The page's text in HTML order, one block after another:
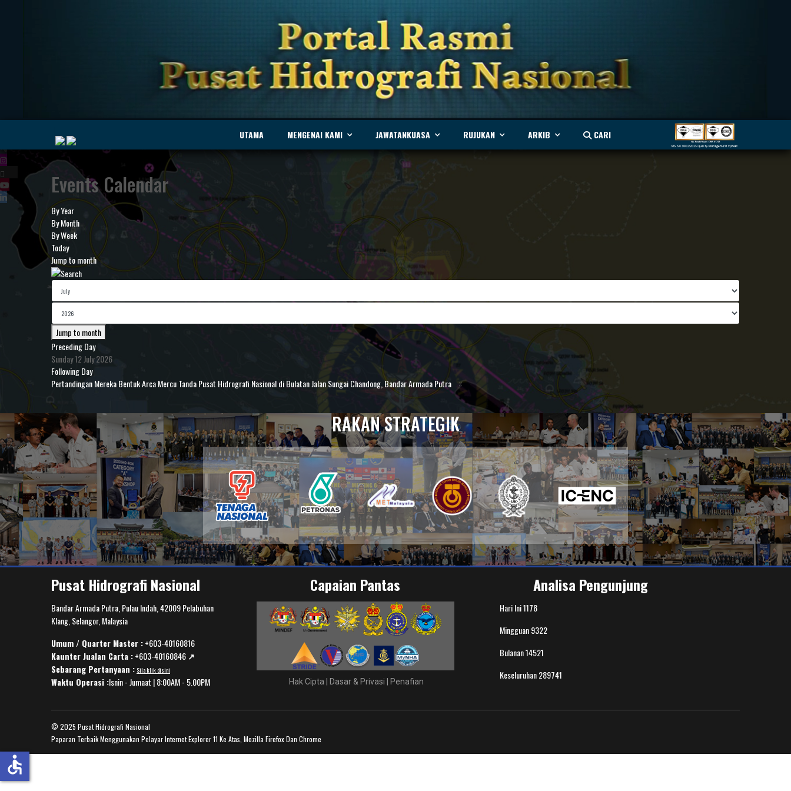
UTAMA MENGENAI KAMI JAWATANKUASA RUJUKAN ARKIB CARI
Events Calendar
By Year
By Month
By Week
Today
Jump to month
Jump to month
Preceding Day
Sunday 12 July 2026
Following Day
Pertandingan Mereka Bentuk Arca Mercu Tanda Pusat Hidrografi Nasional di Bulatan Jalan Sungai Chandong, Bandar Armada Putra
::
RAKAN STRATEGIK
Pusat Hidrografi Nasional
Bandar Armada Putra, Pulau Indah, 42009 Pelabuhan
Klang, Selangor, Malaysia
Umum / Quarter Master :+603-40160816
Kaunter Jualan Carta :+603-40160846 ↗️
Sebarang Pertanyaan : Sila klik disini
Waktu Operasi :Isnin - Jumaat | 8:00AM - 5.00PM
Capaian Pantas
Hak Cipta Dasar & Privasi Penafian
Analisa Pengunjung
Hari Ini1178
Mingguan9322
Bulanan14521
Keseluruhan289741
© 2025 Pusat Hidrografi Nasional
Paparan Terbaik Menggunakan Pelayar Internet Explorer 11 Ke Atas, Mozilla Firefox Dan Chrome
..
MyMarine
Geohub
accessible